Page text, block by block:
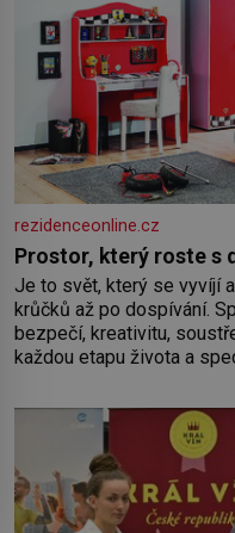
rezidenceonline.cz
Prostor, který roste s
Je to svět, který se vyvíjí
krůčků až po dospívání.
bezpečí, kreativitu,
každou etapu života a
by pokoj miminka měl
Předškolní věk je